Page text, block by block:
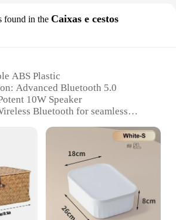
found in the Caixas e cestos
ABS Plastic
Advanced Bluetooth 5.0
10W Speaker
Bluetooth for seamless
lasting 1200mAh rechargeable
portable with a modern design
Portátil Wireless Bluetooth 5 0
Al 1188